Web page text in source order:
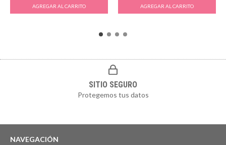
SITIO SEGURO
Protegemos tus datos
NAVEGACIÓN